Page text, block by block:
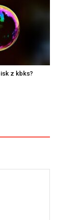
z kbks?